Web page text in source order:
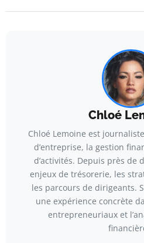
Chloé
Chloé Lemoine est
d’entreprise, la gestion
d’activités. Depuis près de
enjeux de trésorerie, les
les parcours de dirigeants.
une expérience concrète
entrepreneuriaux et